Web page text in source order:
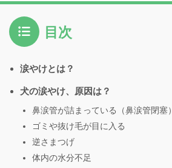
目次
涙やけとは？
犬の涙やけ、原因は？
鼻涙管が詰まっている（鼻涙管閉塞）
ゴミや抜け毛が目に入る
逆さまつげ
体内の水分不足